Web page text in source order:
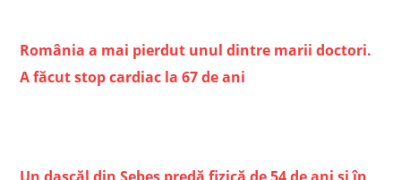
România a mai pierdut unul dintre marii doctori.
A făcut stop cardiac la 67 de ani